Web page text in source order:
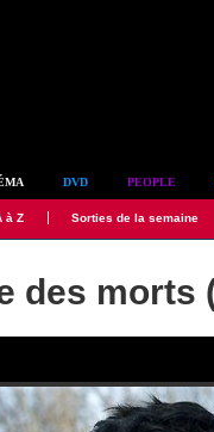
DVD PEOPLE
à Z Sorties de la semaine
des morts